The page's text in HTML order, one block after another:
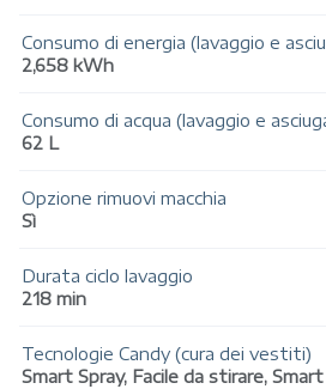
Consumo di energia (lavaggio e
2,658 kWh
Consumo di acqua (lavaggio e
62 L
Opzione rimuovi macchia
Sì
Durata ciclo lavaggio
218 min
Tecnologie Candy (cura dei vestiti)
Smart Spray, Facile da stirare,